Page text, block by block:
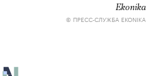
Ekonika
© ПРЕСС-СЛУЖБА EKONIKA